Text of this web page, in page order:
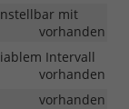
mit
vorhanden
Intervall
vorhanden
vorhanden